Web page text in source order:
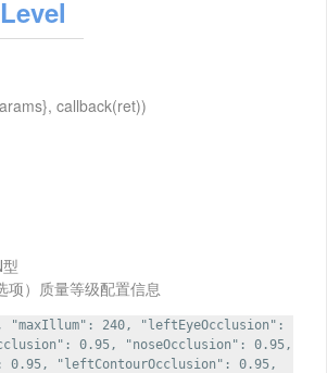
callback(ret))
项）质量等级配置信息
240, "leftEyeOcclusion":
0.95, "noseOcclusion": 0.95,
0.95, "leftContourOcclusion": 0.95,